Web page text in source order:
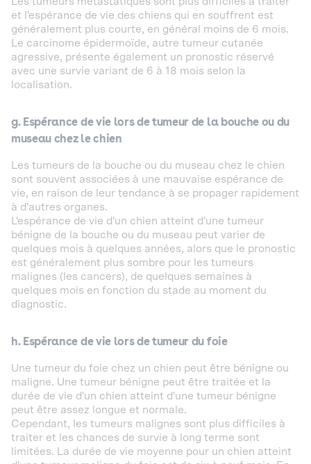
et l'espérance de vie des chiens qui en souffrent est
généralement plus courte, en général moins de 6 mois.
Le carcinome épidermoïde, autre tumeur cutanée
agressive, présente également un pronostic réservé
avec une survie variant de 6 à 18 mois selon la
localisation.
g. Espérance de vie lors de tumeur de la bouche ou du
museau chez le chien
Les tumeurs de la bouche ou du museau chez le chien
sont souvent associées à une mauvaise espérance de
vie, en raison de leur tendance à se propager rapidement
à d'autres organes.
L'espérance de vie d'un chien atteint d'une tumeur
bénigne de la bouche ou du museau peut varier de
quelques mois à quelques années, alors que le pronostic
est généralement plus sombre pour les tumeurs
malignes (les cancers), de quelques semaines à
quelques mois en fonction du stade au moment du
diagnostic.
h. Espérance de vie lors de tumeur du foie
Une tumeur du foie chez un chien peut être bénigne ou
maligne. Une tumeur bénigne peut être traitée et la
durée de vie d'un chien atteint d'une tumeur bénigne
peut être assez longue et normale.
Cependant, les tumeurs malignes sont plus difficiles à
traiter et les chances de survie à long terme sont
limitées. La durée de vie moyenne pour un chien atteint